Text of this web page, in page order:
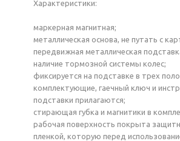
Характеристики:
маркерная магнитная;
металлическая основа, не путать с
передвижная металлическая
наличие тормозной системы колес;
фиксируется на подставке в трех
комплектующие, гаечный ключ и
подставки прилагаются;
стирающая губка и магнитики в
рабочая поверхность покрыта
пленкой, которую перед